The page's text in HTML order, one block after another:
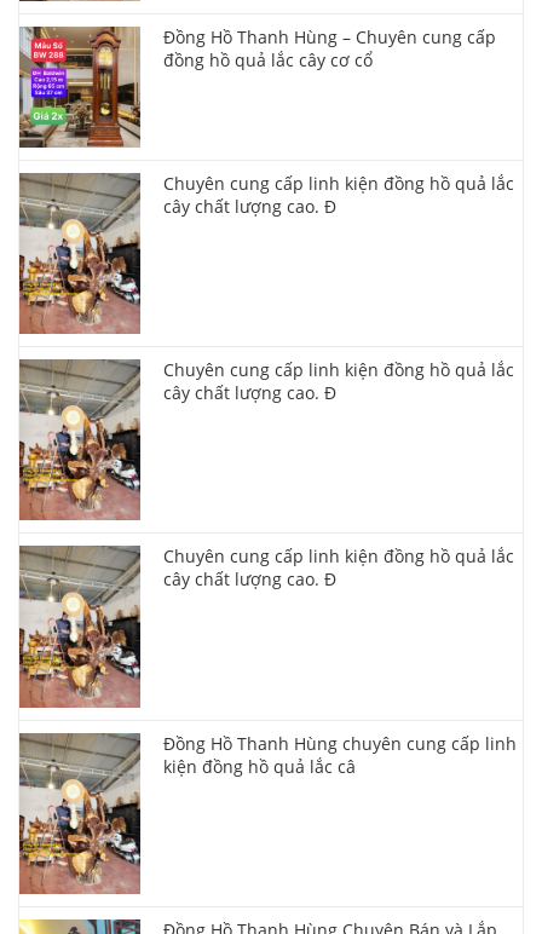
Đồng Hồ Thanh Hùng – Chuyên cung cấp
đồng hồ quả lắc cây cơ cổ
Chuyên cung cấp linh kiện đồng hồ quả lắc
cây chất lượng cao. Đ
Chuyên cung cấp linh kiện đồng hồ quả lắc
cây chất lượng cao. Đ
Chuyên cung cấp linh kiện đồng hồ quả lắc
cây chất lượng cao. Đ
Đồng Hồ Thanh Hùng chuyên cung cấp linh
kiện đồng hồ quả lắc câ